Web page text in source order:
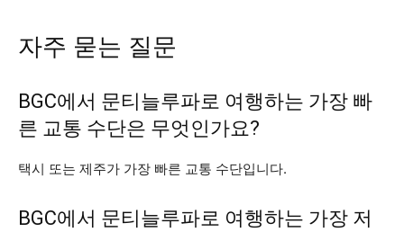
자주 묻는 질문
BGC에서 문티늘루파로 여행하는 가장 빠
른 교통 수단은 무엇인가요?
택시 또는 제주가 가장 빠른 교통 수단입니다.
BGC에서 문티늘루파로 여행하는 가장 저